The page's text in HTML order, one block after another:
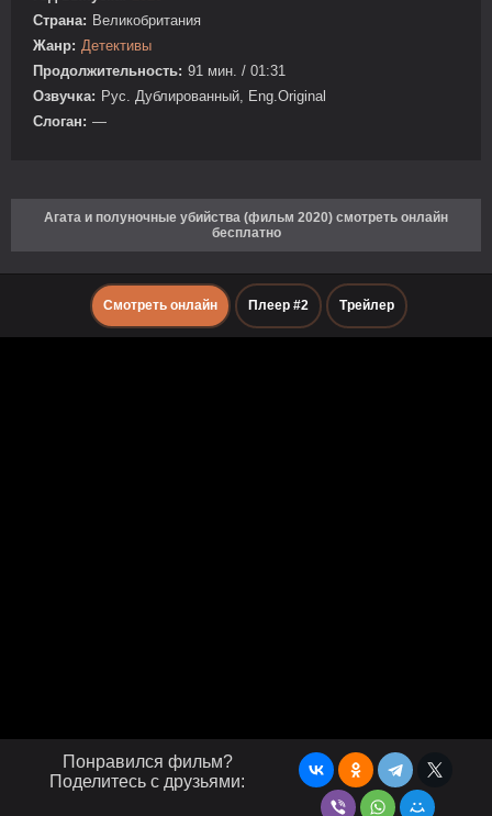
Страна: Великобритания
Жанр: Детективы
Продолжительность: 91 мин. / 01:31
Озвучка: Рус. Дублированный, Eng.Original
Слоган: —
Агата и полуночные убийства (фильм 2020) смотреть онлайн
бесплатно
Смотреть онлайн Плеер #2 Трейлер
Понравился фильм?
Поделитесь с друзьями: